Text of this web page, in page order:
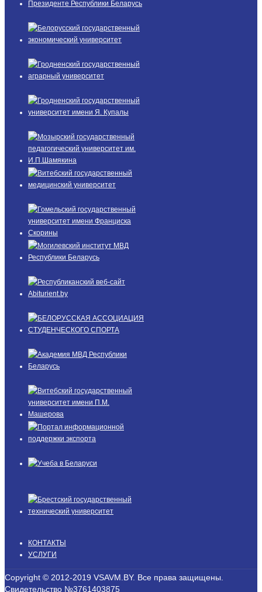
КОНТАКТЫ
УСЛУГИ
Copyright © 2012-2019 VSAVM.BY. Все права защищены.
Свидетельство №3761403875